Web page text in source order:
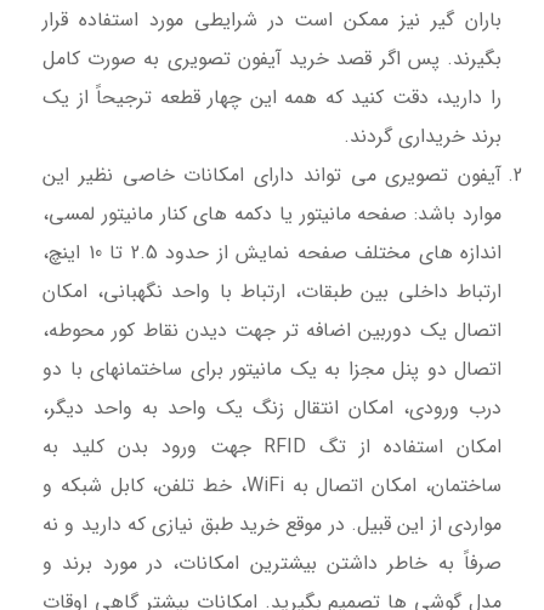
باران گیر نیز ممکن است در شرایطی مورد استفاده قرار
بگیرند. پس اگر قصد خرید آیفون تصویری به صورت کامل
را دارید، دقت کنید که همه این چهار قطعه ترجیحاً از یک
برند خریداری گردند.
آیفون تصویری می تواند دارای امکانات خاصی نظیر این
موارد باشد: صفحه مانیتور یا دکمه های کنار مانیتور لمسی،
اندازه های مختلف صفحه نمایش از حدود 2.5 تا 10 اینچ،
ارتباط داخلی بین طبقات، ارتباط با واحد نگهبانی، امکان
اتصال یک دوربین اضافه تر جهت دیدن نقاط کور محوطه،
اتصال دو پنل مجزا به یک مانیتور برای ساختمانهای با دو
درب ورودی، امکان انتقال زنگ یک واحد به واحد دیگر،
امکان استفاده از تگ RFID جهت ورود بدن کلید به
ساختمان، امکان اتصال به WiFi، خط تلفن، کابل شبکه و
مواردی از این قبیل. در موقع خرید طبق نیازی که دارید و نه
صرفاً به خاطر داشتن بیشترین امکانات، در مورد برند و
مدل گوشی ها تصمیم بگیرید. امکانات بیشتر گاهی اوقات